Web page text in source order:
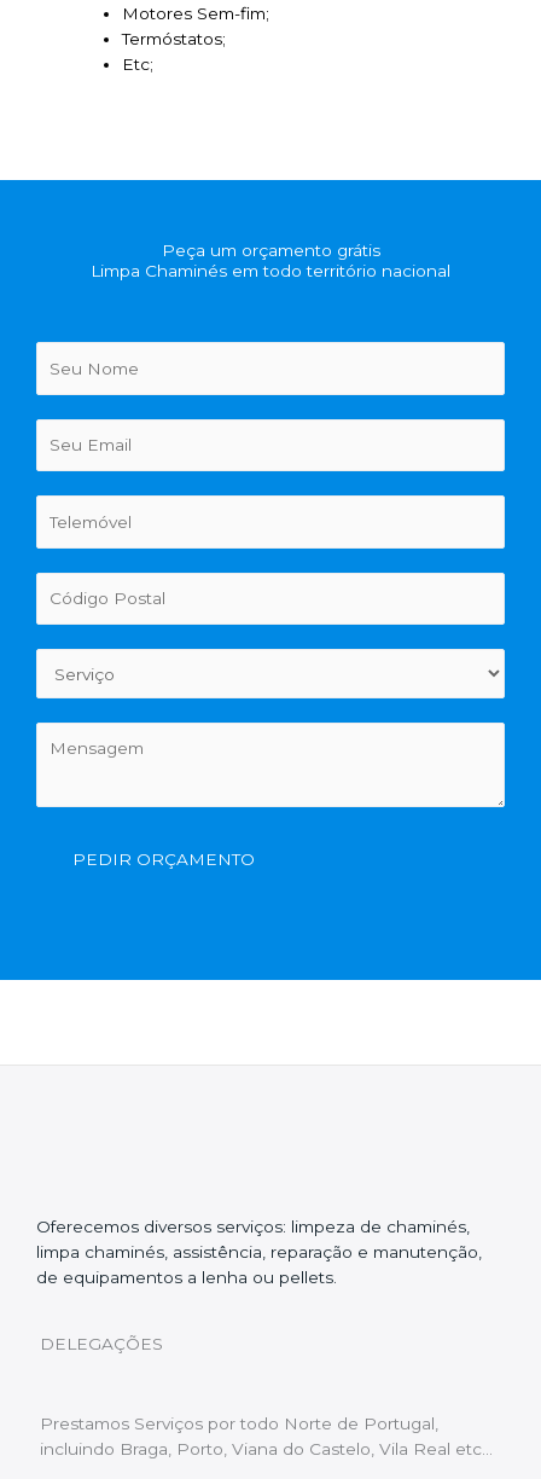
Motores Sem-fim;
Termóstatos;
Etc;
Peça um orçamento grátis
Limpa Chaminés em todo território nacional
PEDIR ORÇAMENTO
Oferecemos diversos serviços: limpeza de chaminés,
limpa chaminés, assistência, reparação e manutenção,
de equipamentos a lenha ou pellets.
DELEGAÇÕES
Prestamos Serviços por todo Norte de Portugal,
incluindo Braga, Porto, Viana do Castelo, Vila Real etc…